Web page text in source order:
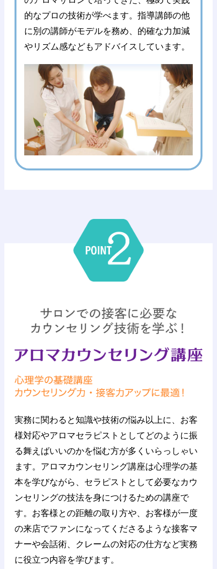
的なプロの技術が学べます。指導講師の他
に別の講師がモデルを務め、的確な力加減
やリズム感などもアドバイスしています。
実務に関わると知識や技術の悩み以上に、お客
様対応やアロマセラピストとしてどのように振
る舞えばいいのかを悩む方が多くいらっしゃい
ます。アロマカウンセリング講座は心理学の基
本を学びながら、セラピストとして必要なカウ
ンセリングの技法を身につけるための講座で
す。お客様との距離の取り方や、お客様が一度
の来店でファンになってくださるような接客マ
ナーや会話術、クレームの対応の仕方など実務
に役立つ内容を学びます。